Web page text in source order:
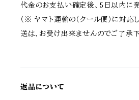
代金のお支払い確定後、5日以内に発
（※ ヤマト運輸の（クール便）に対
送は、お受け出来ませんのでご了承下
返品について